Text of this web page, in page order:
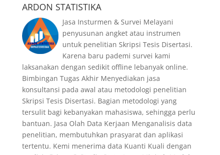
ARDON STATISTIKA
Jasa Insturmen & Survei Melayani
penyusunan angket atau instrumen
untuk penelitian Skripsi Tesis Disertasi.
Karena baru pademi survei kami
laksanakan dengan sedikit offline lebanyak online.
Bimbingan Tugas Akhir Menyediakan jasa
konsultansi pada awal atau metodologi penelitian
Skripsi Tesis Disertasi. Bagian metodologi yang
tersulit bagi kebanyakan mahasiswa, sehingga perlu
bantuan. Jasa Olah Data Kerjaan Menganalisis data
penelitian, membutuhkan prasyarat dan aplikasi
tertentu. Kemi menerima data Kuanti Kuali dengan